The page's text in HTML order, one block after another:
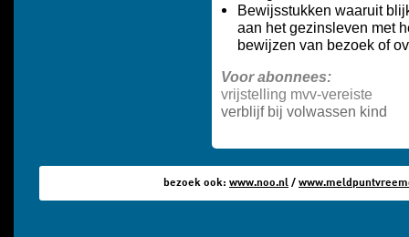
Bewijsstukken waaruit
aan het gezinsleven met
bewijzen van bezoek of
Voor abonnees:
vrijstelling mvv-vereiste
verblijf bij volwassen kind
bezoek ook: www.noo.nl /